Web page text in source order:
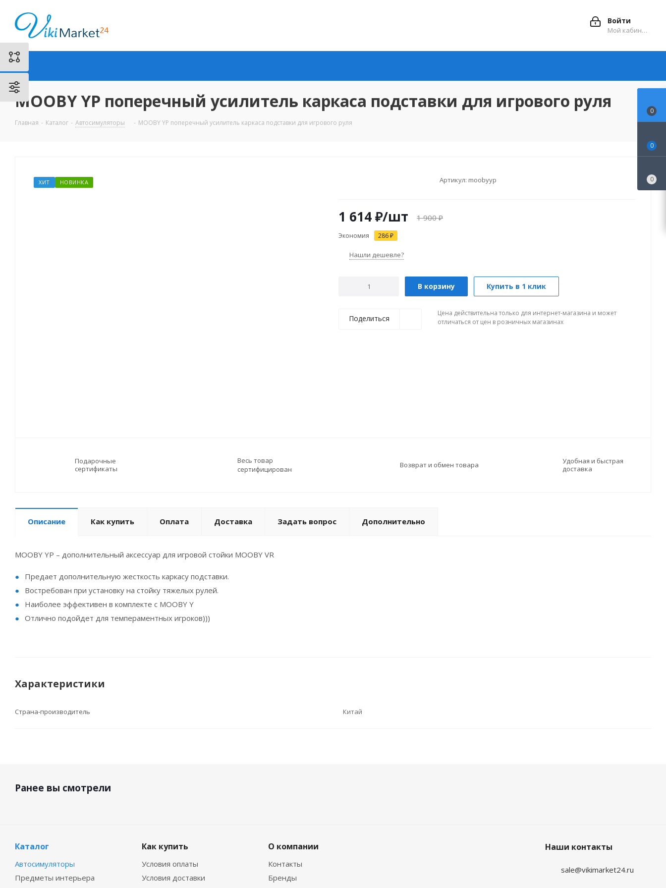
Войти
Мой кабинет
MOOBY YP поперечный усилитель каркаса подставки для игрового руля
Главная - Каталог - Автосимуляторы - MOOBY YP поперечный усилитель каркаса подставки для игрового руля
ХИТ НОВИНКА Артикул: moobyyp
1 614₽/шт 1 900₽
Экономия 286₽
Нашли дешевле?
В корзину Купить в 1 клик
Поделиться
Цена действительна только для интернет-магазина и может
отличаться от цен в розничных магазинах
Подарочные
сертификаты
Весь товар
сертифицирован
Возврат и обмен товара
Удобная и быстрая
доставка
Описание Как купить Оплата Доставка Задать вопрос Дополнительно
MOOBY YP – дополнительный аксессуар для игровой стойки MOOBY VR
Предает дополнительную жесткость каркасу подставки.
Востребован при установку на стойку тяжелых рулей.
Наиболее эффективен в комплекте с MOOBY Y
Отлично подойдет для темпераментных игроков)))
Характеристики
Страна-производитель Китай
Ранее вы смотрели
Каталог
Автосимуляторы
Предметы интерьера
Как купить
Условия оплаты
Условия доставки
О компании
Контакты
Бренды
Наши контакты
sale@vikimarket24.ru
0
0
0